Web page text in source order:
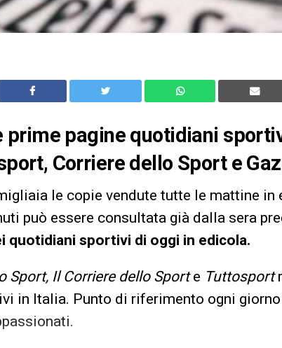
prime pagine quotidiani
Corriere dello Sport e
le copie vendute tutte le mattine in
può essere consultata già dalla sera
quotidiani sportivi di oggi in edicola.
Sport, Il Corriere dello Sporte Tuttosport
in Italia. Punto di riferimento ogni